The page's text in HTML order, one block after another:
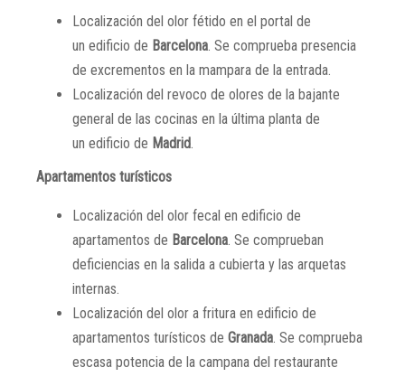
Localización del olor fétido en el portal de
un edificio de Barcelona. Se comprueba presencia
de excrementos en la mampara de la entrada.
Localización del revoco de olores de la bajante
general de las cocinas en la última planta de
un edificio de Madrid.
Apartamentos turísticos
Localización del olor fecal en edificio de
apartamentos de Barcelona. Se comprueban
deficiencias en la salida a cubierta y las arquetas
internas.
Localización del olor a fritura en edificio de
apartamentos turísticos de Granada. Se comprueba
escasa potencia de la campana del restaurante